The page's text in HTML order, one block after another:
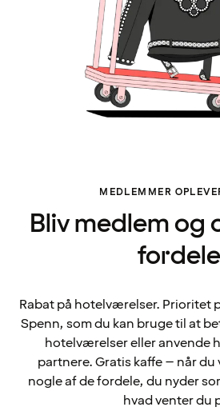
MEDLEMMER
Bliv medlem og
fordele
Rabat på hotelværelser. Prioritet
Spenn, som du kan bruge til at
hotelværelser eller anvende
partnere. Gratis kaffe – når du
nogle af de fordele, du nyder
hvad venter du